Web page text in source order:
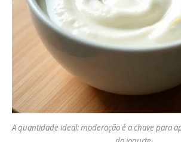
A quantidade ideal: moderação é a chave para